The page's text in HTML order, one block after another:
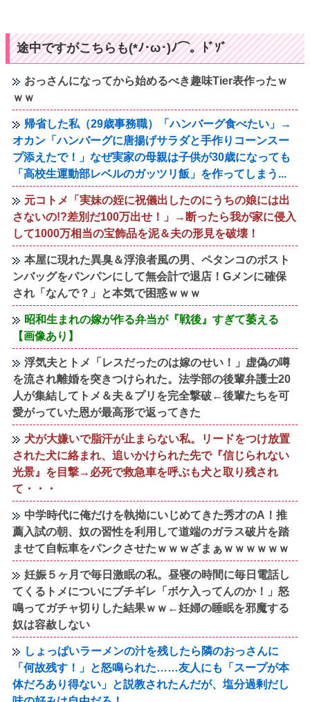
途中ですがこちらも(*ﾉ･ω･)ﾉ⌒。ﾄﾞｿﾞ
おっさんになってから始めるべき趣味Tier表作ったｗ
ｗｗ
帰省した私（29歳事務職）「ハンバーグ食べたい」→
オカン「ハンバーグに唐揚げサラダと手作りコーンスー
プ添えたで！」なぜ実家の母親は子供が30歳になっても
「高校生運動部レベルのガッツリ飯」を作ってしまう...
元コトメ「実妹の姪に祝儀出したのにうちの娘には出
さないの!?差別だ100万出せ！」→断ったら我が家に侵入
して1000万相当の宝飾品を泥＆夫の形見を破壊！
本屋に現れた異臭＆浮浪者風の男、ペタンコのボスト
ンバッグをパンパンにして無会計で退店！Gメンに確保
され「なんで？」と本気で困惑ｗｗｗ
昭和生まれの嫁が作る弁当が『戦後』すぎて萎える
【画像あり】
浮気夫とトメ「レスだったのは嫁のせい！」虚偽の噂
を流され離婚を突きつけられた。法学部の後輩弁護士20
人が集結してトメ＆夫＆プリを完全撃破←後輩たちを可
愛がっていた恩が最高形で返ってきた
犬が大嫌いで脂汗が止まらない私。リードをつけ放置
された犬に絡まれ、追いかけられた先で『信じられない
光景』を目撃→必死で救急車を呼ぶも犬と取り残され
て・・・
中学時代に俺だけを執拗にいじめてきた秀才のA！推
薦入試の朝、奴の習性を利用して道端のガラス破片を踏
ませて自転車をパンクさせたｗｗｗざまぁｗｗｗｗｗｗ
妊娠５ヶ月で毎日激眠の私。昼寝の時間に毎日電話し
てくるトメについにブチギレ「ボケ入ってんのか！」怒
鳴ってガチャ切りした結果ｗｗ←妊婦の睡眠を邪魔する
奴は容赦しない
しょっぱいラーメンの汁を残したら隣のおっさんに
「何故残す！」と怒鳴られた……友人にも「スープが本
体だろあり得ない」と説教されたんだが、塩分過剰だし